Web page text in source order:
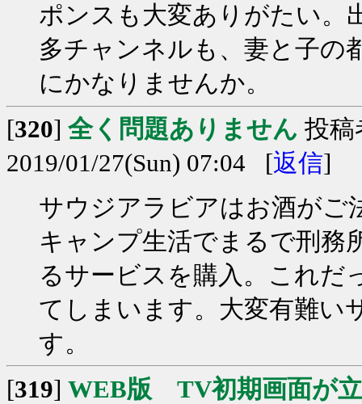
ポンスも大変ありがたい。
多チャンネルも、妻と子の
にかなりませんか。
[320] 全く問題ありません 投稿
2019/01/27(Sun) 07:04 [返信]
サウジアラビアはお酒がご
キャンプ生活でまるで刑務
るサービスを購入。これだ
てしまいます。大変有難い
す。
[319] WEB版 TV初期画面が